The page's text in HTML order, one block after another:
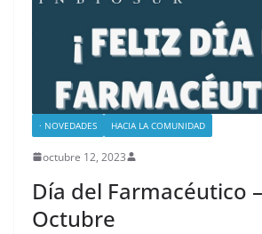
· NOVEDADES HACIA LA COMUNIDAD
octubre 12, 2023
Día del Farmacéutico
Octubre